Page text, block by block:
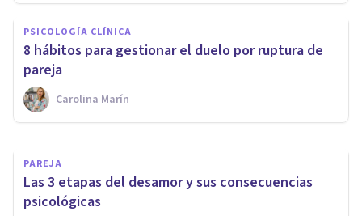
PSICOLOGÍA CLÍNICA
8 hábitos para gestionar el duelo por ruptura de
pareja
Carolina Marín
¿Cómo salir de una relación
que no funciona? 7 ideas clave
Laura Ruiz Mitjana
PAREJA
Las 3 etapas del desamor y sus consecuencias
psicológicas